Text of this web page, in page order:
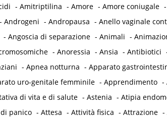
- Amitriptilina - Amore - Amore coniugale -
- Androgeni - Andropausa - Anello vaginale
- Angoscia di separazione - Animali -
- Anoressia - Ansia - Antibiotici
- Apnea notturna - Apparato
uro-genitale femminile - Apprendimento -
di vita e di salute - Astenia - Atipia
panico - Attesa - Attività fisica - Attrazione -